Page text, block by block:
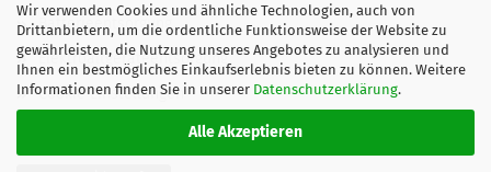
Wir verwenden Cookies und ähnliche Technologien, auch von
Drittanbietern, um die ordentliche Funktionsweise der Website zu
gewährleisten, die Nutzung unseres Angebotes zu analysieren und
Ihnen ein bestmögliches Einkaufserlebnis bieten zu können. Weitere
Informationen finden Sie in unserer Datenschutzerklärung.
Alle Akzeptieren
Batterieentsorgung
Elektroaltgeräteentsorgung
Cookie Einstellungen